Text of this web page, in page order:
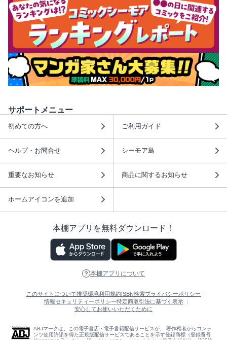
サポートメニュー
初めての方へ ご利用ガイド
ヘルプ・お問合せ シーモア島
重要なお知らせ 商品に関するお知らせ
ホームアイコンを追加
本棚アプリを無料ダウンロード！
本棚アプリについて
このサイトについて推奨環境利用規約ISBN検索プライバシーポリシー
情報セキュリティーポリシー特定商取引法に基づく表示
安心してお使いいただくために
ABJマークは、この電子書店・電子書籍配信サービスが、 著作権者からコンテ
ンツ使用許諾を得た正規版配信サービスであることを示す登録商標（登録番号
第6091713号）です。 詳しくは［ABJマーク］または［電子出版制作・流通協